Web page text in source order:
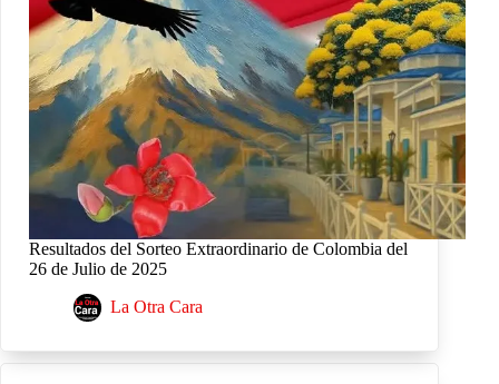
Resultados del Sorteo Extraordinario de Colombia del
26 de Julio de 2025
La Otra Cara